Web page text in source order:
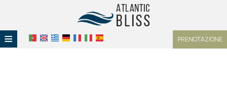
≡ PRENOTAZIONE